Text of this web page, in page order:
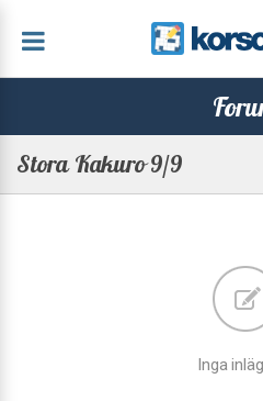
Stora Kakuro 9/9
Inga